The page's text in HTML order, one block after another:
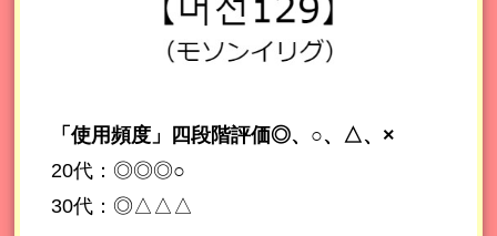
「使用頻度」四段階評価◎、○、△、×
20代：◎◎◎○
30代：◎△△△